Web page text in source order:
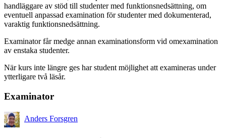
handläggare av stöd till studenter med funktionsnedsättning, om
eventuell anpassad examination för studenter med dokumenterad,
varaktig funktionsnedsättning.
Examinator får medge annan examinationsform vid omexamination
av enstaka studenter.
När kurs inte längre ges har student möjlighet att examineras under
ytterligare två läsår.
Examinator
Anders Forsgren